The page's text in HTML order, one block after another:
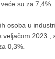
su za 7,4%.
osoba u
veljačom 2023.,
0,3%.